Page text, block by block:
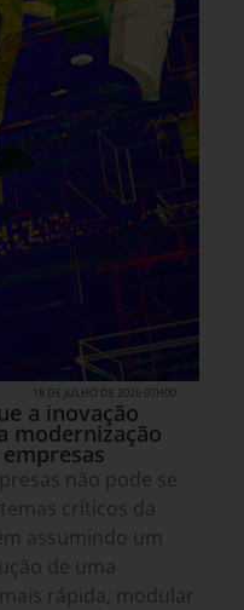
18 DE JULHO DE 2026 07H00
a inovação
modernização
não pode se
críticos da
assumindo um
de uma
rápida, modular